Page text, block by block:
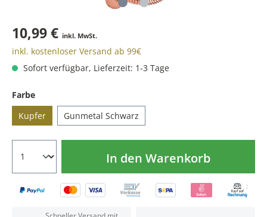
10,99 € inkl. MwSt.
inkl. kostenloser Versand ab 99€
Sofort verfügbar, Lieferzeit: 1-3 Tage
Farbe
Kupfer
Gunmetal Schwarz
In den Warenkorb